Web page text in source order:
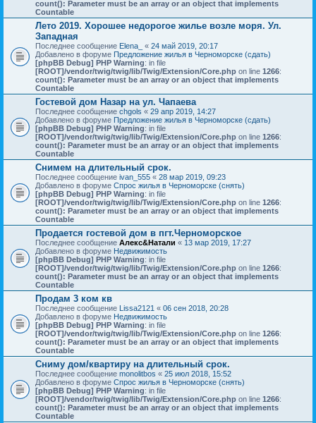
count(): Parameter must be an array or an object that implements
Countable
Лето 2019. Хорошее недорогое жилье возле моря. Ул.
Западная
Последнее сообщение Elena_ « 24 май 2019, 20:17
Добавлено в форуме Предложение жилья в Черноморске (сдать)
[phpBB Debug] PHP Warning: in file
[ROOT]/vendor/twig/twig/lib/Twig/Extension/Core.php on line 1266:
count(): Parameter must be an array or an object that implements
Countable
Гостевой дом Назар на ул. Чапаева
Последнее сообщение chgols « 29 апр 2019, 14:27
Добавлено в форуме Предложение жилья в Черноморске (сдать)
[phpBB Debug] PHP Warning: in file
[ROOT]/vendor/twig/twig/lib/Twig/Extension/Core.php on line 1266:
count(): Parameter must be an array or an object that implements
Countable
Снимем на длительный срок.
Последнее сообщение ivan_555 « 28 мар 2019, 09:23
Добавлено в форуме Спрос жилья в Черноморске (снять)
[phpBB Debug] PHP Warning: in file
[ROOT]/vendor/twig/twig/lib/Twig/Extension/Core.php on line 1266:
count(): Parameter must be an array or an object that implements
Countable
Продается гостевой дом в пгт.Черноморское
Последнее сообщение Алекс&Натали « 13 мар 2019, 17:27
Добавлено в форуме Недвижимость
[phpBB Debug] PHP Warning: in file
[ROOT]/vendor/twig/twig/lib/Twig/Extension/Core.php on line 1266:
count(): Parameter must be an array or an object that implements
Countable
Продам 3 ком кв
Последнее сообщение Lissa2121 « 06 сен 2018, 20:28
Добавлено в форуме Недвижимость
[phpBB Debug] PHP Warning: in file
[ROOT]/vendor/twig/twig/lib/Twig/Extension/Core.php on line 1266:
count(): Parameter must be an array or an object that implements
Countable
Сниму дом/квартиру на длительный срок.
Последнее сообщение monolitbos « 25 июл 2018, 15:52
Добавлено в форуме Спрос жилья в Черноморске (снять)
[phpBB Debug] PHP Warning: in file
[ROOT]/vendor/twig/twig/lib/Twig/Extension/Core.php on line 1266:
count(): Parameter must be an array or an object that implements
Countable